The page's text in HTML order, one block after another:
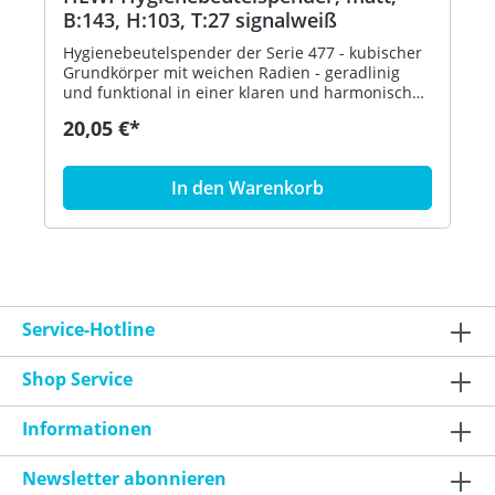
B:143, H:103, T:27 signalweiß
Hygienebeutelspender der Serie 477 - kubischer
Grundkörper mit weichen Radien - geradlinig
und funktional in einer klaren und harmonischen
Entnahme von handelsüblichen Hygienebeuteln
breit, 103 mm hoch und 27 mm tief - aus
hochwertigem, mattem Polyamid in den HEWI
Farben 99 (Reinweiß), 98 (Signalweiß), 97
(Lichtgrau), 95 (Felsgrau), 92 (Anthrazitgrau), 90
(Signalweiß)
20,05 €*
In den Warenkorb
Service-Hotline
Shop Service
Informationen
Newsletter abonnieren